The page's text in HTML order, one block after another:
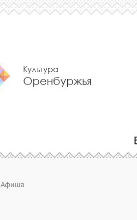
Культура
Оренбуржья
Афиша